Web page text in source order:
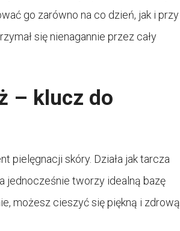
go zarówno na co dzień, jak i przy
się nienagannie przez cały
– klucz do
pielęgnacji skóry. Działa jak tarcza
jednocześnie tworzy idealną bazę
możesz cieszyć się piękną i zdrową